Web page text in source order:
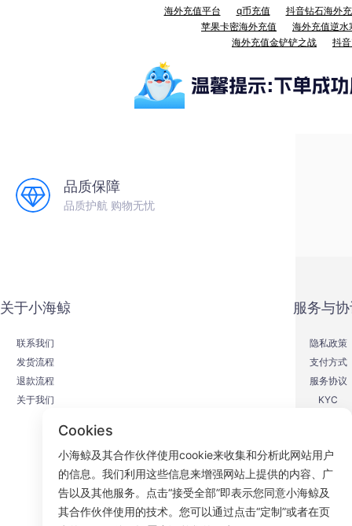
海外充值平台 q币充值
抖音钻石海外
苹果卡密海外充值
海外充值逆水
海外充值金铲铲之战
抖
品质保障
品质护航 购物无忧
关于小海鲸
联系我们
发货流程
退款流程
关于我们
服务与
隐私政策
支付方式
服务协议
KYC
ROOM
Cookies
小海鲸及其合作伙伴使用cookie来收集和分析此网站用户
的信息。我们利用这些信息来增强网站上提供的内容、广
告以及其他服务。点击“接受全部”即表示您同意小海鲸及
其合作伙伴使用的技术。您可以通过点击“定制”或者在页